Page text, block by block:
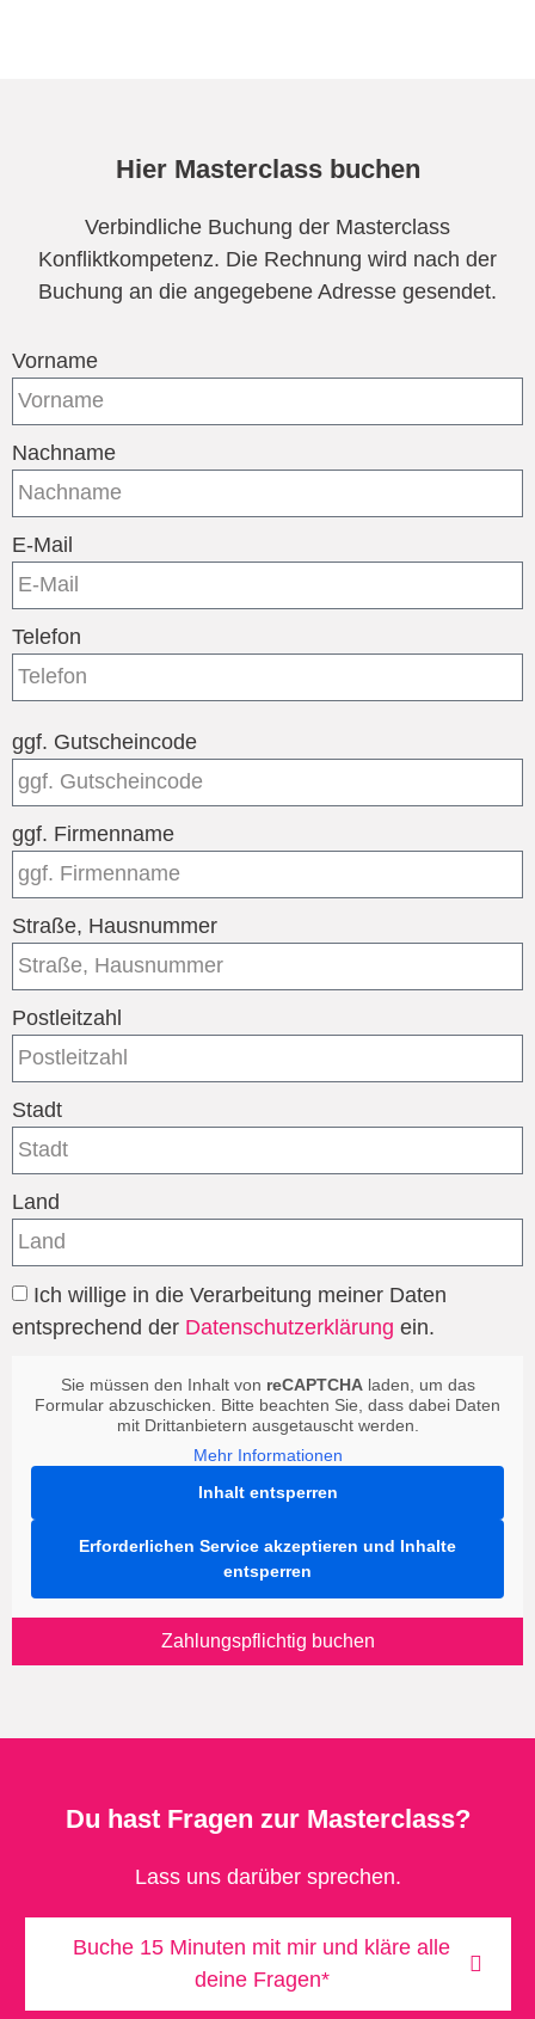
Hier Masterclass buchen
Verbindliche Buchung der Masterclass
Konfliktkompetenz. Die Rechnung wird nach der
Buchung an die angegebene Adresse gesendet.
Vorname
Nachname
E-Mail
Telefon
ggf. Gutscheincode
ggf. Firmenname
Straße, Hausnummer
Postleitzahl
Stadt
Land
Ich willige in die Verarbeitung meiner Daten
entsprechend der Datenschutzerklärung ein.
Sie müssen den Inhalt von reCAPTCHAladen, um das
Formular abzuschicken. Bitte beachten Sie, dass dabei Daten
mit Drittanbietern ausgetauscht werden.
Mehr Informationen
Inhalt entsperren
Erforderlichen Service akzeptieren und Inhalte
entsperren
Zahlungspflichtig buchen
Du hast Fragen zur Masterclass?
Lass uns darüber sprechen.
Buche 15 Minuten mit mir und kläre alle
deine Fragen*